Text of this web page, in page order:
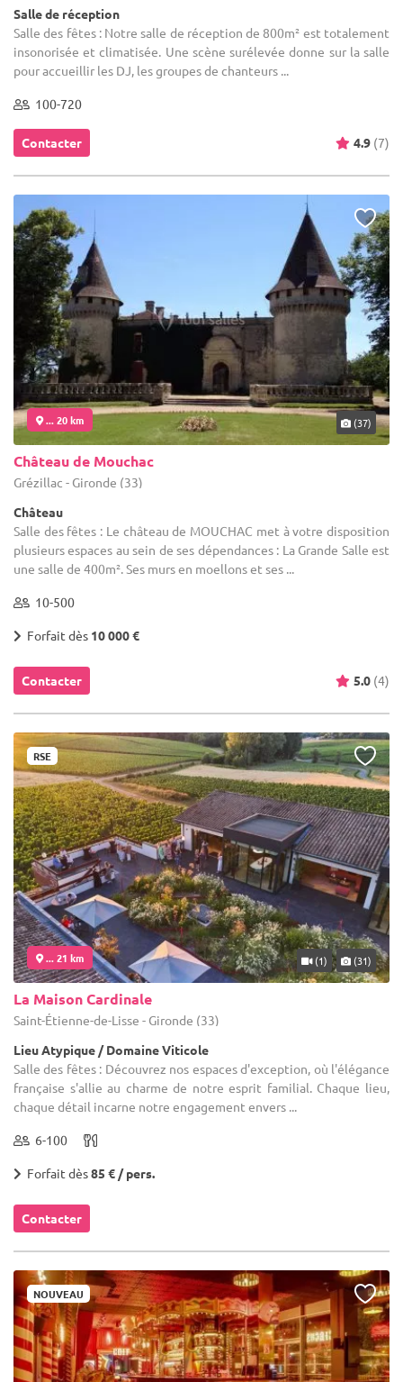
Salle de réception
Salle des fêtes : Notre salle de réception de 800m² est totalement
insonorisée et climatisée. Une scène surélevée donne sur la salle
pour accueillir les DJ, les groupes de chanteurs ...
100-720
Contacter 4.9 (7)
... 20 km (37)
Château de Mouchac
Grézillac - Gironde (33)
Château
Salle des fêtes : Le château de MOUCHAC met à votre disposition
plusieurs espaces au sein de ses dépendances : La Grande Salle est
une salle de 400m². Ses murs en moellons et ses ...
10-500
Forfait dès 10 000 €
Contacter 5.0 (4)
RSE
... 21 km (1) (31)
La Maison Cardinale
Saint-Étienne-de-Lisse - Gironde (33)
Lieu Atypique / Domaine Viticole
Salle des fêtes : Découvrez nos espaces d'exception, où l'élégance
française s'allie au charme de notre esprit familial. Chaque lieu,
chaque détail incarne notre engagement envers ...
6-100
Forfait dès85 € / pers.
Contacter
NOUVEAU